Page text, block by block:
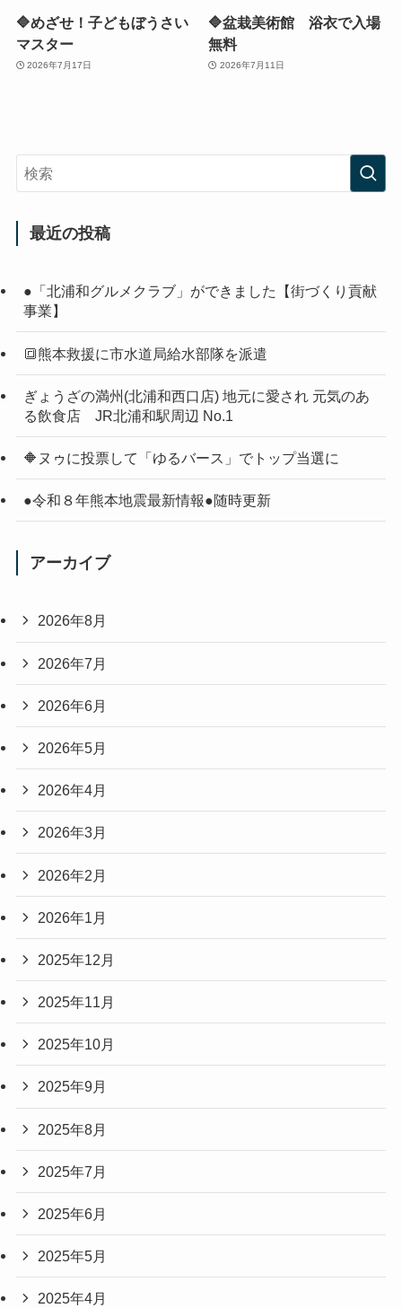
🔷めざせ！子どもぼうさい
マスター
2026年7月17日
🔷盆栽美術館 浴衣で入場
無料
2026年7月11日
最近の投稿
●「北浦和グルメクラブ」ができました【街づくり貢献
事業】
🔳熊本救援に市水道局給水部隊を派遣
ぎょうざの満州(北浦和西口店) 地元に愛され 元気のあ
る飲食店 JR北浦和駅周辺 No.1
🔶ヌゥに投票して「ゆるバース」でトップ当選に
●令和８年熊本地震最新情報●随時更新
アーカイブ
2026年8月
2026年7月
2026年6月
2026年5月
2026年4月
2026年3月
2026年2月
2026年1月
2025年12月
2025年11月
2025年10月
2025年9月
2025年8月
2025年7月
2025年6月
2025年5月
2025年4月